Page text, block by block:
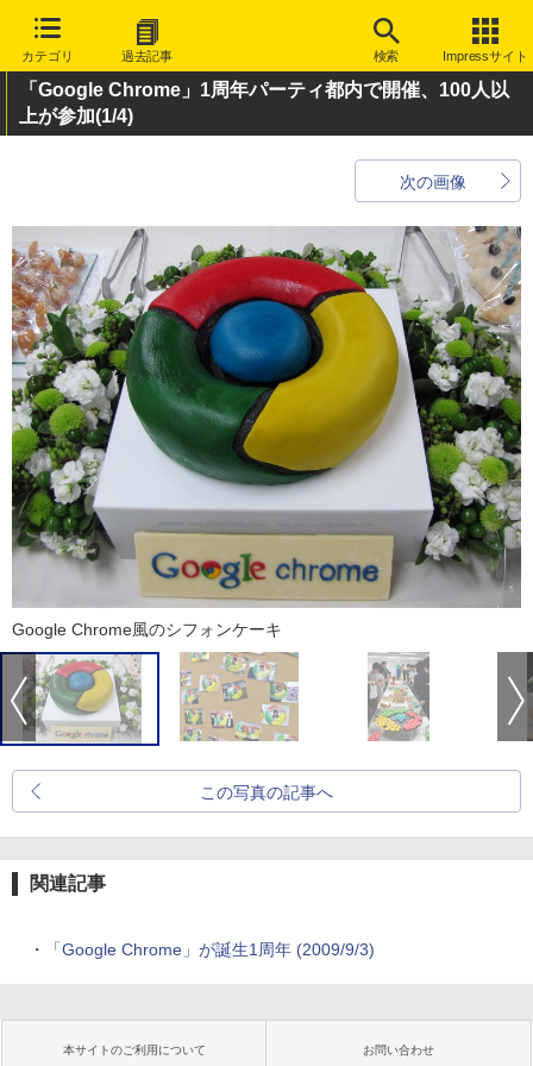
カテゴリ 過去記事 検索 Impressサイト
「Google Chrome」1周年パーティ都内で開催、100人以
上が参加(1/4)
次の画像
Google Chrome風のシフォンケーキ
この写真の記事へ
関連記事
・ 「Google Chrome」が誕生1周年 (2009/9/3)
本サイトのご利用について お問い合わせ